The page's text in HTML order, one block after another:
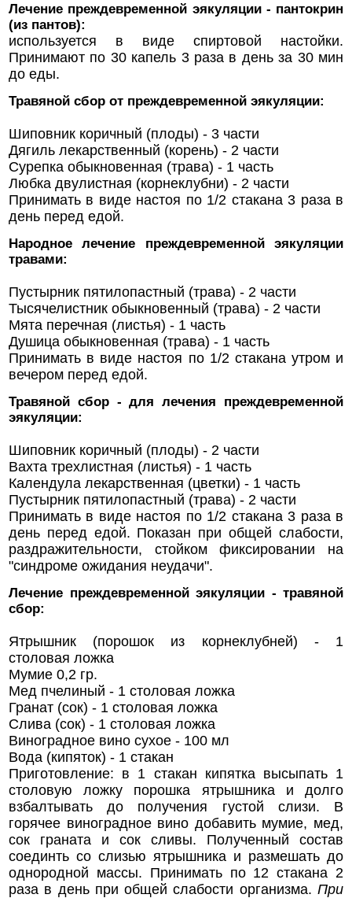
Лечение преждевременной эякуляции - пантокрин
(из пантов):
используется в виде спиртовой настойки.
Принимают по 30 капель 3 раза в день за 30 мин
до еды.
Травяной сбор от преждевременной эякуляции:
Шиповник коричный (плоды) - 3 части
Дягиль лекарственный (корень) - 2 части
Сурепка обыкновенная (трава) - 1 часть
Любка двулистная (корнеклубни) - 2 части
Принимать в виде настоя по 1/2 стакана 3 раза в
день перед едой.
Народное лечение преждевременной эякуляции
травами:
Пустырник пятилопастный (трава) - 2 части
Тысячелистник обыкновенный (трава) - 2 части
Мята перечная (листья) - 1 часть
Душица обыкновенная (трава) - 1 часть
Принимать в виде настоя по 1/2 стакана утром и
вечером перед едой.
Травяной сбор - для лечения преждевременной
эякуляции:
Шиповник коричный (плоды) - 2 части
Вахта трехлистная (листья) - 1 часть
Календула лекарственная (цветки) - 1 часть
Пустырник пятилопастный (трава) - 2 части
Принимать в виде настоя по 1/2 стакана 3 раза в
день перед едой. Показан при общей слабости,
раздражительности, стойком фиксировании на
"синдроме ожидания неудачи".
Лечение преждевременной эякуляции - травяной
сбор:
Ятрышник (порошок из корнеклубней) - 1
столовая ложка
Мумие 0,2 гр.
Мед пчелиный - 1 столовая ложка
Гранат (сок) - 1 столовая ложка
Слива (сок) - 1 столовая ложка
Виноградное вино сухое - 100 мл
Вода (кипяток) - 1 стакан
Приготовление: в 1 стакан кипятка высыпать 1
столовую ложку порошка ятрышника и долго
взбалтывать до получения густой слизи. В
горячее виноградное вино добавить мумие, мед,
сок граната и сок сливы. Полученный состав
соединть со слизью ятрышника и размешать до
однородной массы. Принимать по 12 стакана 2
раза в день при общей слабости организма. При